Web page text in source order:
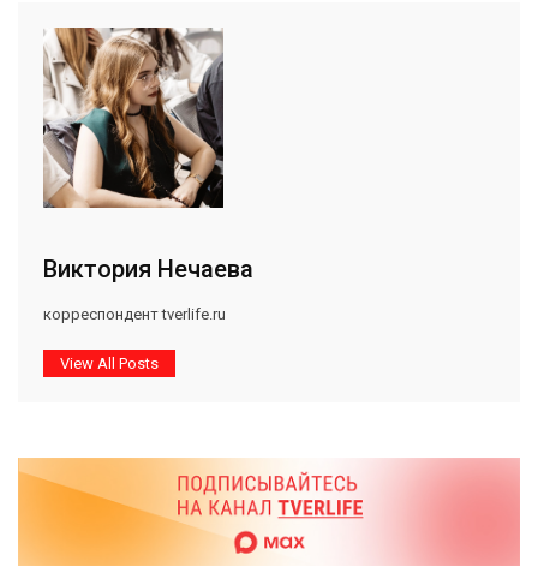
Виктория Нечаева
корреспондент tverlife.ru
View All Posts